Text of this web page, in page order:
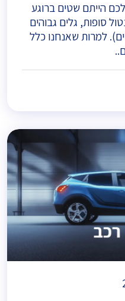
הייתם שטים ברוגע
סופות, גלים גבוהים
למרות שאנחנו כלל